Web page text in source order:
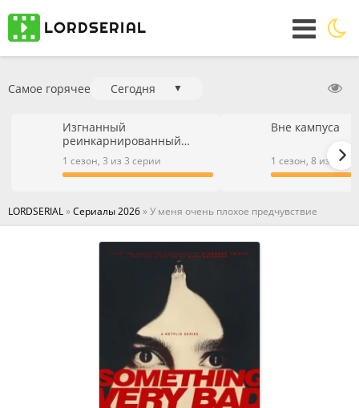
Самое горячее Сегодня ▼
Изгнанный
реинкарнированный
тяжёлый рыцарь не имеет
себе равных в знаниях
игры
1 сезон, 3 из 3 серии
Вне кампуса
1 сезон, 8 из 9
LORDSERIAL»Сериалы 2026» У меня очень плохое предчувствие